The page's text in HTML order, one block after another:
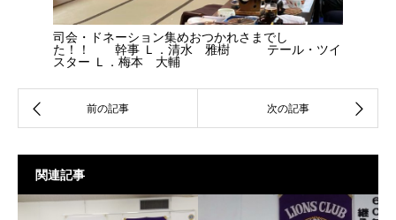
司会・ドネーション集めおつかれさまでし
た！！ 幹事 Ｌ．清水 雅樹 テール・ツイ
スター Ｌ．梅本 大輔
関連記事